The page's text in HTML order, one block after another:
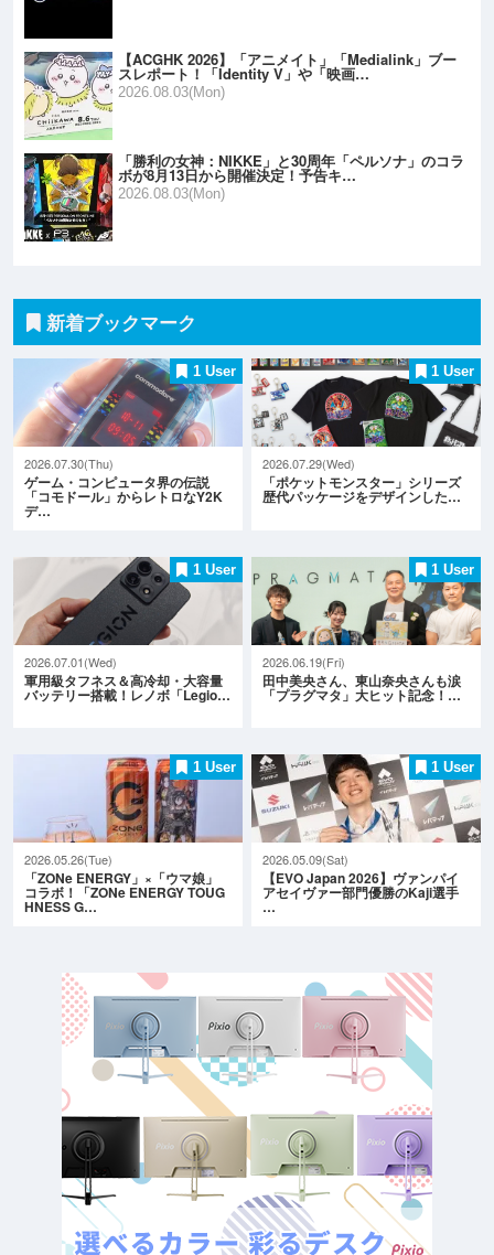
【ACGHK 2026】「アニメイト」「Medialink」ブー
スレポート！「Identity V」や「映画…
2026.08.03(Mon)
「勝利の女神：NIKKE」と30周年「ペルソナ」のコラ
ボが8月13日から開催決定！予告キ…
2026.08.03(Mon)
新着ブックマーク
1 User
2026.07.30(Thu)
ゲーム・コンピュータ界の伝説
「コモドール」からレトロなY2K
デ…
1 User
2026.07.29(Wed)
「ポケットモンスター」シリーズ
歴代パッケージをデザインした…
1 User
2026.07.01(Wed)
軍用級タフネス＆高冷却・大容量
バッテリー搭載！レノボ「Legio…
1 User
2026.06.19(Fri)
田中美央さん、東山奈央さんも涙
「プラグマタ」大ヒット記念！…
1 User
2026.05.26(Tue)
「ZONe ENERGY」×「ウマ娘」
コラボ！「ZONe ENERGY TOUG
HNESS G…
1 User
2026.05.09(Sat)
【EVO Japan 2026】ヴァンパイ
アセイヴァー部門優勝のKaji選手
…